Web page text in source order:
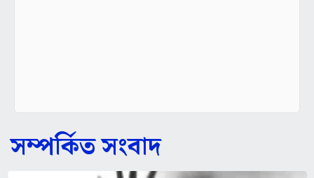
সম্পর্কিত সংবাদ